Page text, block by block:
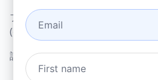
ブラウザ拡張機能用語
(en)
請求条件 (en)